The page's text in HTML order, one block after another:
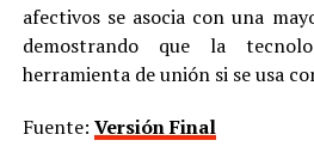
afectivos se asocia con una
demostrando que la
herramienta de unión si se usa
Fuente: Versión Final